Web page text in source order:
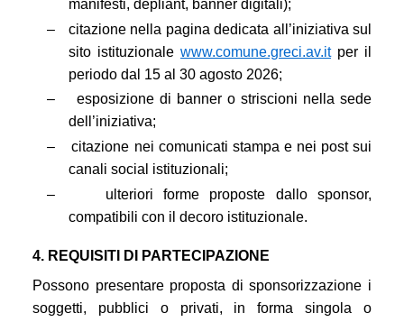
manifesti, depliant, banner digitali);
–
citazione nella pagina dedicata all’iniziativa sul
sito istituzionale www.comune.greci.av.itper il
periodo dal 15 al 30 agosto 2026;
–
esposizione di banner o striscioni nella sede
dell’iniziativa;
–
citazione nei comunicati stampa e nei post sui
canali social istituzionali;
–
ulteriori forme proposte dallo sponsor,
compatibili con il decoro istituzionale.
4. REQUISITI DI PARTECIPAZIONE
Possono presentare proposta di sponsorizzazione i
soggetti, pubblici o privati, in forma singola o